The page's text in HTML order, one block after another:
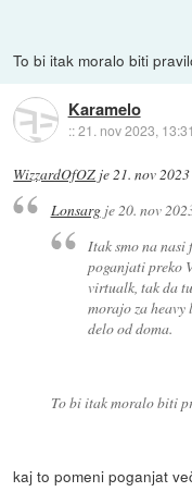
To bi itak moralo biti
Karamelo
::21. nov 2023, 13:31
WizzardOfOZ je 21. nov
Lonsargje20. nov
Itak smo na
poganjati preko
virtualk, tak da
morajo za
delo od doma.
To bi itak moralo biti
kaj to pomeni poganjat